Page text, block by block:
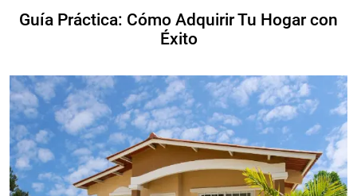
Guía Práctica: Cómo Adquirir Tu Hogar con
Éxito